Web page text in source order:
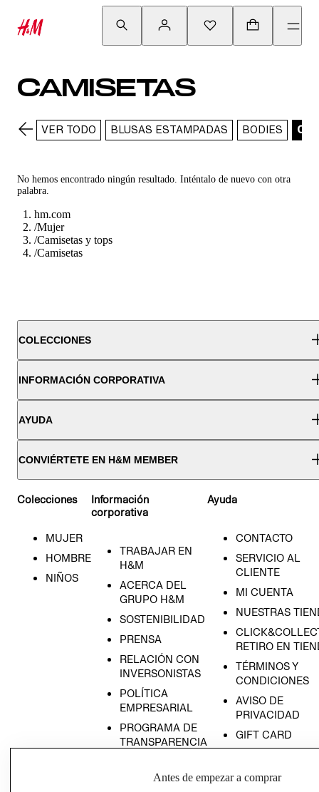
CAMISETAS
VER TODO BLUSAS ESTAMPADAS BODIES
No hemos encontrado ningún resultado. Inténtalo de nuevo con otra
palabra.
hm.com
/Mujer
/Camisetas y tops
/Camisetas
COLECCIONES
INFORMACIÓN CORPORATIVA
AYUDA
CONVIÉRTETE EN H&M MEMBER
Colecciones
MUJER
HOMBRE
NIÑOS
Información
corporativa
TRABAJAR EN
H&M
ACERCA DEL
GRUPO H&M
SOSTENIBILIDAD
PRENSA
RELACIÓN CON
INVERSONISTAS
POLÍTICA
EMPRESARIAL
PROGRAMA DE
TRANSPARENCIA
Ayuda
CONTACTO
SERVICIO AL
CLIENTE
MI CUENTA
NUESTRAS
RETIRO EN
TÉRMINOS Y
CONDICIONES
AVISO DE
PRIVACIDAD
GIFT CARD
Antes de empezar a comprar